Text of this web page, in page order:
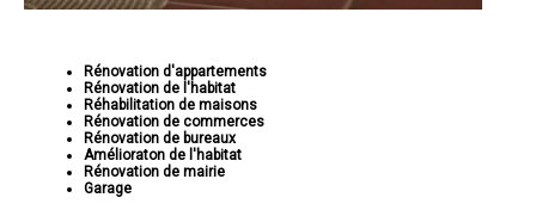
Rénovation d'appartements
Rénovation de l'habitat
Réhabilitation de maisons
Rénovation de commerces
Rénovation de bureaux
Amélioraton de l'habitat
Rénovation de mairie
Garage